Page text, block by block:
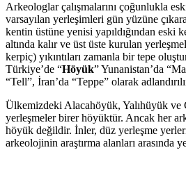
Arkeologlar çalışmalarını çoğunlukla
varsayılan yerleşimleri gün yüzüne
kentin üstüne yenisi yapıldığından eski
altında kalır ve üst üste kurulan
kerpiç) yıkıntıları zamanla bir tepe
Türkiye’de “Höyük” Yunanistan’da
“Tell”, İran’da “Teppe” olarak
Ülkemizdeki Alacahöyük, Yalıhüyük ve
yerleşmeler birer höyüktür. Ancak her
höyük değildir. İnler, düz yerleşme
arkeolojinin araştırma alanları arasında